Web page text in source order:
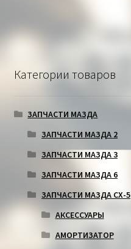
Категории товаров
ЗАПЧАСТИ МАЗДА
ЗАПЧАСТИ МАЗДА 2
ЗАПЧАСТИ МАЗДА 3
ЗАПЧАСТИ МАЗДА 6
ЗАПЧАСТИ МАЗДА СХ-5
АКСЕССУАРЫ
АМОРТИЗАТОР